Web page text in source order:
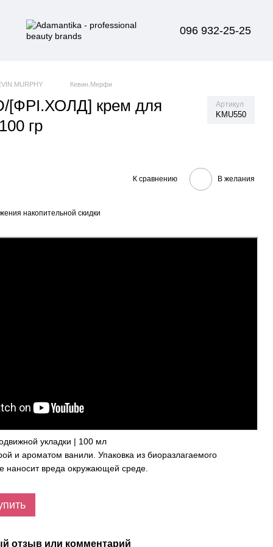
096 932-25-25
Кевин.Мерфи
[ФРІ.ХОЛД] крем для
гр
Артикул
KMU550
К сравнению В желания
накопительной скидки
укладки | 100 мл
и ароматом ванили. Упаковка из биоразлагаемого
наносит вреда окружающей среде.
отзыв или комментарий